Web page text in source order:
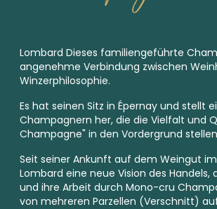
Lombard Dieses familiengeführte
angenehme Verbindung zwischen
Winzerphilosophie.
Es hat seinen Sitz in Épernay und stellt
Champagnern her, die die Vielfalt und
Champagne" in den Vordergrund
Seit seiner Ankunft auf dem Weingut
Lombard eine neue Vision des Handels,
und ihre Arbeit durch Mono-cru
von mehreren Parzellen (Verschnitt)